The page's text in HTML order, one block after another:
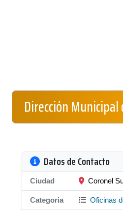
Dirección
Datos de Contacto
Ciudad Coronel
Categoria Oficinas